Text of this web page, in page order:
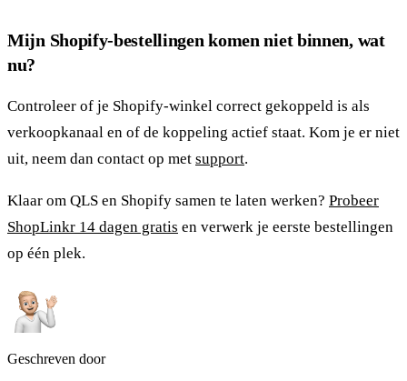
Mijn Shopify-bestellingen komen niet binnen, wat
nu?
Controleer of je Shopify-winkel correct gekoppeld is als
verkoopkanaal en of de koppeling actief staat. Kom je er niet
uit, neem dan contact op met support.
Klaar om QLS en Shopify samen te laten werken? Probeer
ShopLinkr 14 dagen gratis en verwerk je eerste bestellingen
op één plek.
Geschreven door